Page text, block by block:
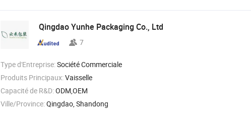
Qingdao Yunhe Packaging Co., Ltd
7
Type d'Entreprise:Société Commerciale
Produits Principaux:Vaisselle
Capacité de R&D:ODM,OEM
Ville/Province:Qingdao, Shandong